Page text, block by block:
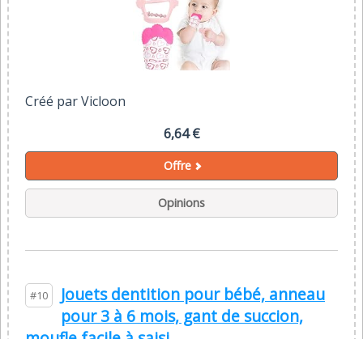
Créé par Vicloon
6,64 €
Offre
Opinions
#10
Jouets dentition pour bébé, anneau
pour 3 à 6 mois, gant de succion,